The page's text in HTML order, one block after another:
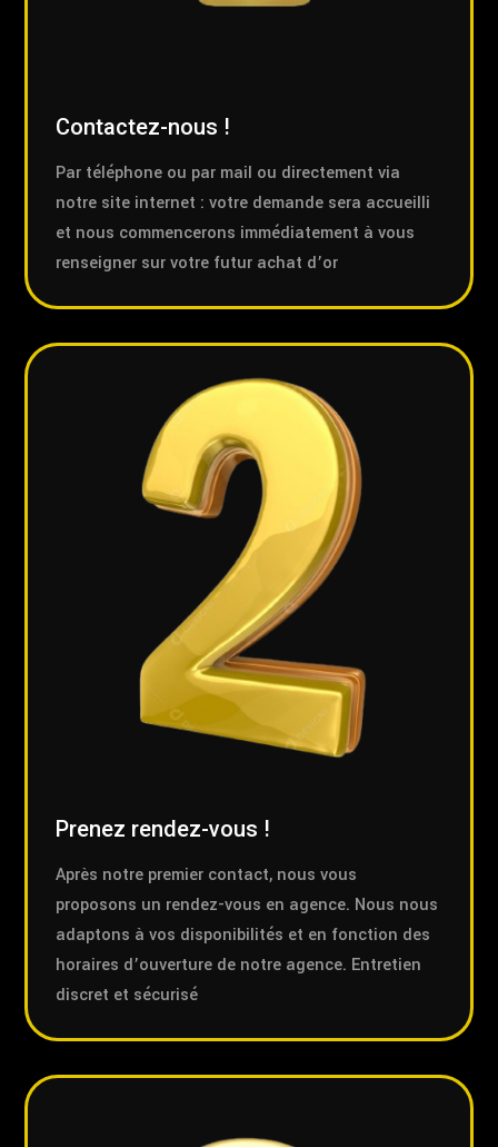
Contactez-nous !
Par téléphone ou par mail ou directement via
notre site internet : votre demande sera accueilli
et nous commencerons immédiatement à vous
renseigner sur votre futur achat d’or
Prenez rendez-vous !
Après notre premier contact, nous vous
proposons un rendez-vous en agence. Nous nous
adaptons à vos disponibilités et en fonction des
horaires d’ouverture de notre agence. Entretien
discret et sécurisé